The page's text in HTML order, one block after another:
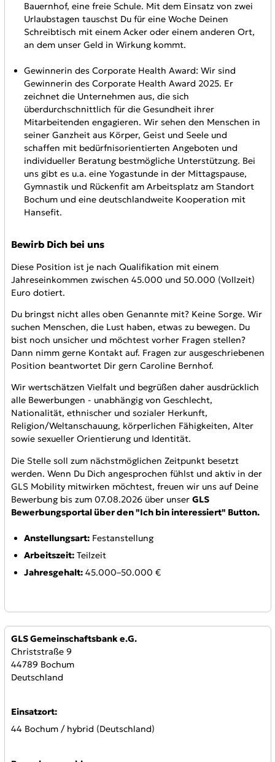
Bauernhof, eine freie Schule. Mit dem Einsatz von zwei
Urlaubstagen tauschst Du für eine Woche Deinen
Schreibtisch mit einem Acker oder einem anderen Ort,
an dem unser Geld in Wirkung kommt.
Gewinnerin des Corporate Health Award: Wir sind
Gewinnerin des Corporate Health Award 2025. Er
zeichnet die Unternehmen aus, die sich
überdurchschnittlich für die Gesundheit ihrer
Mitarbeitenden engagieren. Wir sehen den Menschen in
seiner Ganzheit aus Körper, Geist und Seele und
schaffen mit bedürfnisorientierten Angeboten und
individueller Beratung bestmögliche Unterstützung. Bei
uns gibt es u.a. eine Yogastunde in der Mittagspause,
Gymnastik und Rückenfit am Arbeitsplatz am Standort
Bochum und eine deutschlandweite Kooperation mit
Hansefit.
Bewirb Dich bei uns
Diese Position ist je nach Qualifikation mit einem
Jahreseinkommen zwischen 45.000 und 50.000 (Vollzeit)
Euro dotiert.
Du bringst nicht alles oben Genannte mit? Keine Sorge. Wir
suchen Menschen, die Lust haben, etwas zu bewegen. Du
bist noch unsicher und möchtest vorher Fragen stellen?
Dann nimm gerne Kontakt auf. Fragen zur ausgeschriebenen
Position beantwortet Dir gern Caroline Bernhof.
Wir wertschätzen Vielfalt und begrüßen daher ausdrücklich
alle Bewerbungen - unabhängig von Geschlecht,
Nationalität, ethnischer und sozialer Herkunft,
Religion/Weltanschauung, körperlichen Fähigkeiten, Alter
sowie sexueller Orientierung und Identität.
Die Stelle soll zum nächstmöglichen Zeitpunkt besetzt
werden. Wenn Du Dich angesprochen fühlst und aktiv in der
GLS Mobility mitwirken möchtest, freuen wir uns auf Deine
Bewerbung bis zum 07.08.2026 über unser GLS
Bewerbungsportal über den "Ich bin interessiert" Button.
Anstellungsart:Festanstellung
Arbeitszeit:Teilzeit
Jahresgehalt:45.000–50.000 €
Anbieter:
GLS Gemeinschaftsbank e.G.
Christstraße 9
44789 Bochum
Deutschland
Einsatzort:
44 Bochum / hybrid (Deutschland)